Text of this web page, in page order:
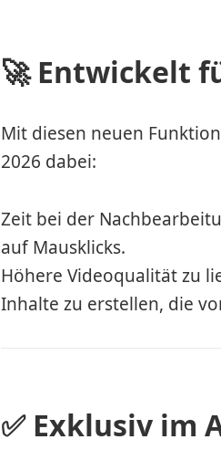
🚀 Entwickelt
Mit diesen neuen
2026 dabei:
Zeit bei der
auf Mausklicks.
Höhere Videoqualität zu
Inhalte zu erstellen, die
✅ Exklusiv im